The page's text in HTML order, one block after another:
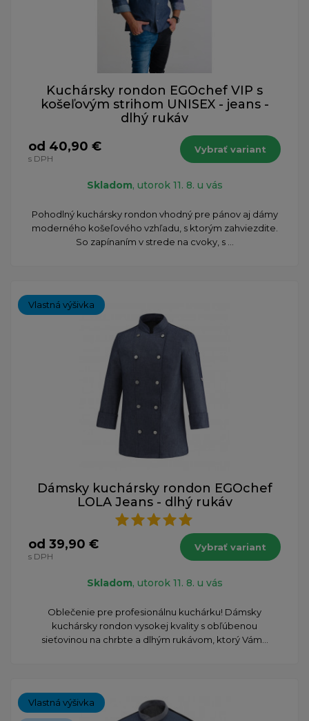
Kuchársky rondon EGOchef VIP s
košeľovým strihom UNISEX - jeans -
dlhý rukáv
od 40,90 €
s DPH
Vybrať variant
Skladom, utorok 11. 8. u vás
Pohodlný kuchársky rondon vhodný pre pánov aj dámy
moderného košeľového vzhľadu, s ktorým zahviezdite.
So zapínaním v strede na cvoky, s ...
Vlastná výšivka
Dámsky kuchársky rondon EGOchef
LOLA Jeans - dlhý rukáv
od 39,90 €
s DPH
Vybrať variant
Skladom, utorok 11. 8. u vás
Oblečenie pre profesionálnu kuchárku! Dámsky
kuchársky rondon vysokej kvality s obľúbenou
sieťovinou na chrbte a dlhým rukávom, ktorý Vám...
Vlastná výšivka